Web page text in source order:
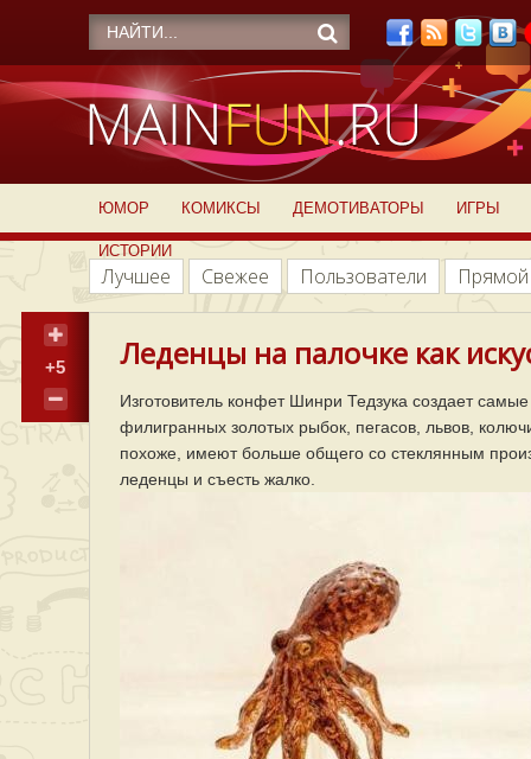
ЮМОР КОМИКСЫ ДЕМОТИВАТОРЫ ИГРЫ
ИСТОРИИ
Лучшее Свежее Пользователи
+5 Леденцы на палочке как
Изготовитель конфет Шинри Тедзука создает
филигранных золотых рыбок, пегасов, львов,
похоже, имеют больше общего со стеклянным
леденцы и съесть жалко.